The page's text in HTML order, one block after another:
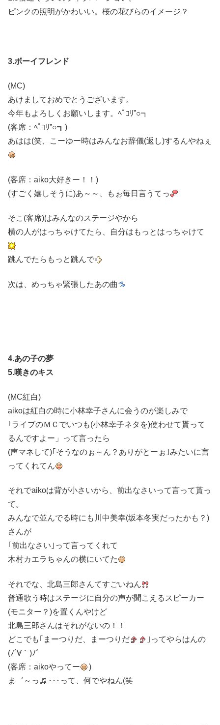
ピンクの照明がかわいい。桜の花びらのイメージ？
3.ボーイフレンド
(MC)
あけましておめでとうございます。
今年もよろしくお願いします。ﾍﾟｺﾘ”○┓
(客席：ﾍﾟｺﾘ”○┓)
あはは(笑、こーゆー時はみんなお辞儀(返し)するんやねぇ
(客席：aiko大好きー！！)
(すごく嬉しそうに)あ～～、もぉ毎日言うてっ
そこ(客席)はみんなのステージやから
横の人がはっちゃけてたら、自分はもっとはっちゃけて
跳んでたらもっと跳んで
次は、めっちゃ緊張したあの曲
4.あの子の夢
5.嘆きのキス
(MC紅白)
aikoは紅白の時に小林幸子さんに会うのが楽しみで
｢ライブのＭＣでいつも(小林幸子ネタを)使わせて貰って
るんですよー」って言ったら
(声マネして)｢そうなのぉ～ん？ありがとーぉ｣みたいに言
ってくれてん
それでaikoは背が小さいから、前出なさいって言って貰っ
て。
みんなで並んでる時にも川中美幸(坂本冬実だったかも？)
さんが
｢前出なさい｣って言ってくれて
木村カエラちゃんの横にいてた
それでな、北島三郎さんてすごいねん
普通歌う時はステージに自分の声が聞こえるスピーカー
(モニター？)を置くんやけど
北島三郎さんはそれがないの！！
どこでも｢まーつりだ、まーつりだ
｣ってやらはんの
(ﾉ´∀｀)ﾉﾞ
(客席：aikoやってー
)
ま゛～っ
･･･って、何でやねん(笑